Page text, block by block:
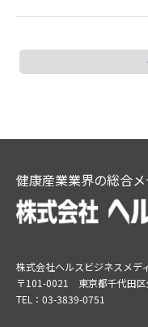
健康産業業界の総合
株式会社ヘルスビジネスメデ
〒101-0021 東京都千代田
TEL： 03-3839-0751